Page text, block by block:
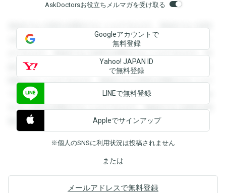
AskDoctorsお役立ちメルマガを受け取る
登録すると回答を閲覧することができます。登録すると回答
を閲覧することができます。登録すると回答を閲覧すること
ができます。登録すると回答を閲覧することができます。登
録すると回答を閲覧することができます。登録すると回答を
閲覧することができます。登録すると回答を閲覧することが
できます。登録すると回答を閲覧することができます。登録
すると回答を閲覧することができます。登録すると回答を閲
覧することができます。
Googleアカウントで
無料登録
Yahoo! JAPAN ID
で無料登録
LINEで無料登録
Appleでサインアップ
※個人のSNSに利用状況は投稿されません
または
メールアドレスで無料登録